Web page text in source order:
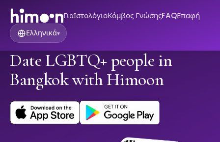
ΓιαΙστολόγιοΚόμβος ΓνώσηςFAQΕπαφή
Ελληνικά▾
Date LGBTQ+ people in
Bangkok with Himoon